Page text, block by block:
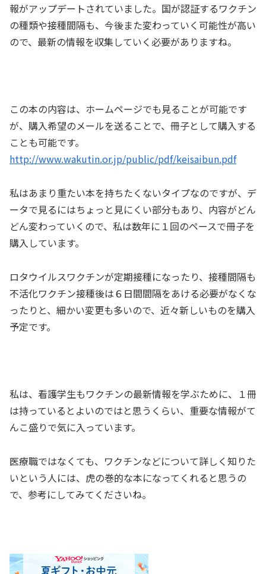
報がアップデートされていました。国が認証するワクチン
の種類や接種間隔も、今後また変わっていく可能性が高い
ので、最新の情報を収集していく必要がありますね。
この本の内容は、ホームページでも見ることが可能です
が、購入希望のメールを送ることで、冊子として購入する
ことも可能です。
http://www.wakutin.or.jp/public/pdf/keisaibun.pdf
私はあまり重たい本を持ちたくないタイプなのですが、デ
ータで見るにはちょっと見にくい部分もあり、内容がどん
どん変わっていくので、私は数年に１回のペースで冊子を
購入しています。
ロタウイルスワクチンが定期接種になったり、接種間隔も
不活化ワクチン接種後は６日間間隔をあける必要がなくな
ったりと、細かい変更も多いので、近々新しいものを購入
予定です。
私は、看護学生もワクチンの最新情報を学ぶために、１冊
は持っているとよいのではと思うくらい、重要な情報がて
んこ盛りで気に入っています。
医療職ではなくても、ワクチンなどについて詳しく知りた
いという人には、虎の巻的な本になってくれると思うの
で、参考にしてみてくださいね。